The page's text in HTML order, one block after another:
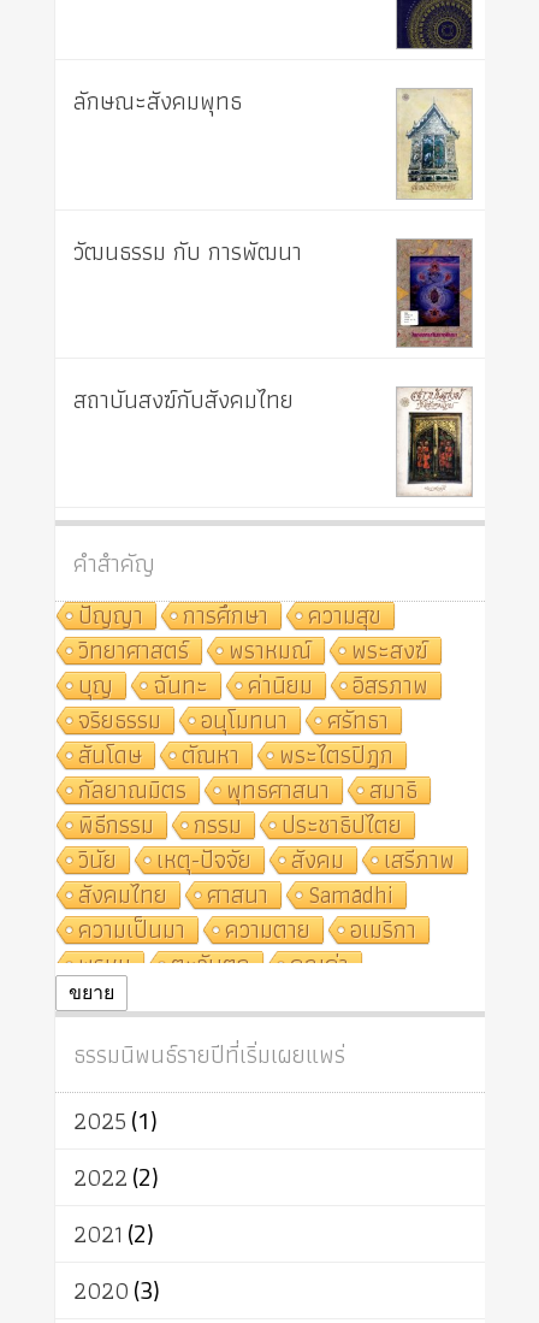
ลักษณะสังคมพุทธ
วัฒนธรรม กับ การพัฒนา
สถาบันสงฆ์กับสังคมไทย
คำสำคัญ
ปัญญา
การศึกษา
ความสุข
วิทยาศาสตร์
พราหมณ์
พระสงฆ์
บุญ
ฉันทะ ค่านิยม
อิสรภาพ
จริยธรรม
อนุโมทนา
ศรัทธา
สันโดษ
ตัณหา
พระไตรปิฎก
กัลยาณมิตร
พุทธศาสนา
สมาธิ
พิธีกรรม
กรรม
ประชาธิปไตย
วินัย
เหตุ-ปัจจัย สังคม
เสรีภาพ
สังคมไทย
ศาสนา
Samādhi
ความเป็นมา
ความตาย
อเมริกา
พรหม
ตะวันตก
คุณค่า
ปฏิจจสมุปบาท
ศาสนาประจำชาติ
อินเดีย
ผู้บริโภค
ธรรมาธิปไตย
จักร
การแยกรัฐกับศาสนา
ธรรมชาติ
เทคโนโลยี
สิทธิ
พุทธบริษัท
อัตถะ
เทวดา
ขยาย
ธรรมนิพนธ์รายปีที่เริ่มเผยแพร่
2025(1)
2022(2)
2021 (2)
2020(3)